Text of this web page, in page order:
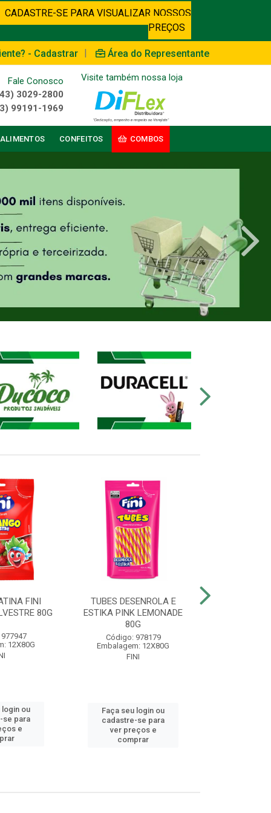
CADASTRE-SE PARA VISUALIZAR NOSSOS
PREÇOS
- Cadastrar | Área do Representante
Fale Conosco
3029-2800
99191-1969
Visite também nossa loja
ALIMENTOS CONFEITOS COMBOS
FINI
80G
12X80G
login ou
se para
e
TUBES DESENROLA E
ESTIKA PINK LEMONADE
80G
Código: 978179
Embalagem: 12X80G
FINI
Faça seu login ou
cadastre-se para
ver preços e
comprar